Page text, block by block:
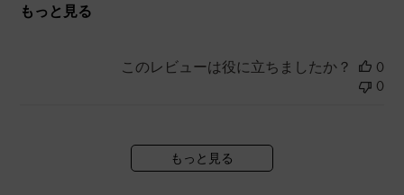
もっと見る
このレビューは役に立ちましたか？
0
0
もっと見る